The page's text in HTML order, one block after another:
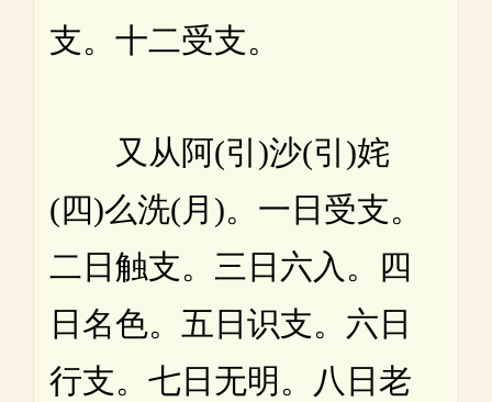
支。十二受支。
又从阿(引)沙(引)姹
(四)么洗(月)。一日受支。
二日触支。三日六入。四
日名色。五日识支。六日
行支。七日无明。八日老